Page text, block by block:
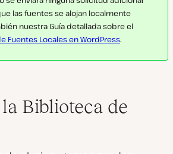
las fuentes se alojan localmente
nuestra Guía detallada sobre el
Fuentes Locales en WordPress.
Biblioteca de